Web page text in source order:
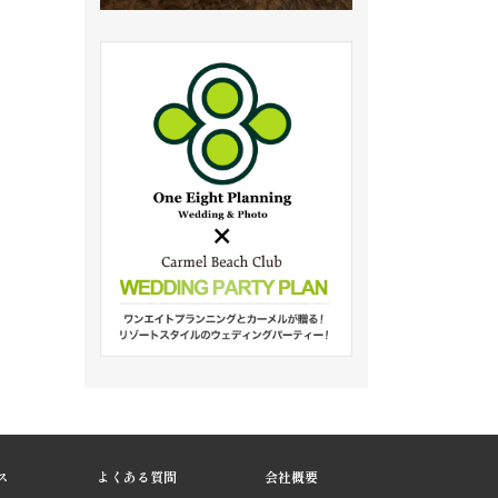
よくある質問 会社概要